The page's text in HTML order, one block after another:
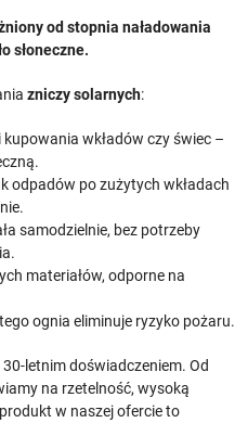
od stopnia naładowania
słoneczne.
zniczy solarnych:
wkładów czy świec –
odpadów po zużytych wkładach
samodzielnie, bez potrzeby
materiałów, odporne na
ognia eliminuje ryzyko pożaru.
letnim doświadczeniem. Od
na rzetelność, wysoką
w naszej ofercie to